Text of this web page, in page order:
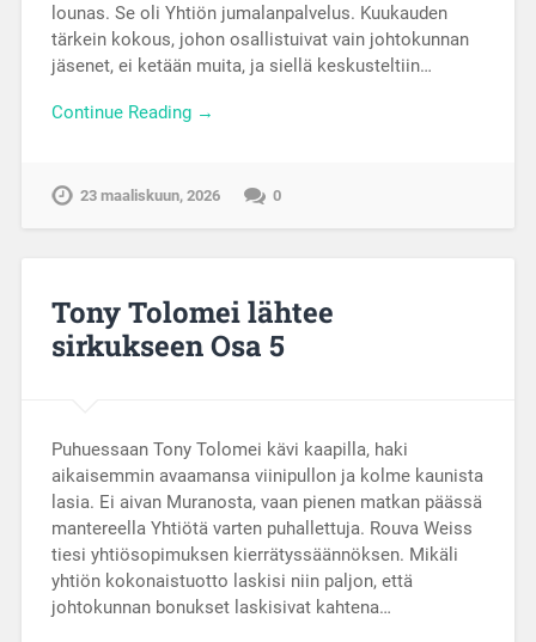
lounas. Se oli Yhtiön jumalanpalvelus. Kuukauden
tärkein kokous, johon osallistuivat vain johtokunnan
jäsenet, ei ketään muita, ja siellä keskusteltiin…
Continue Reading →
23 maaliskuun, 2026 0
Tony Tolomei lähtee
sirkukseen Osa 5
Puhuessaan Tony Tolomei kävi kaapilla, haki
aikaisemmin avaamansa viinipullon ja kolme kaunista
lasia. Ei aivan Muranosta, vaan pienen matkan päässä
mantereella Yhtiötä varten puhallettuja. Rouva Weiss
tiesi yhtiösopimuksen kierrätyssäännöksen. Mikäli
yhtiön kokonaistuotto laskisi niin paljon, että
johtokunnan bonukset laskisivat kahtena…